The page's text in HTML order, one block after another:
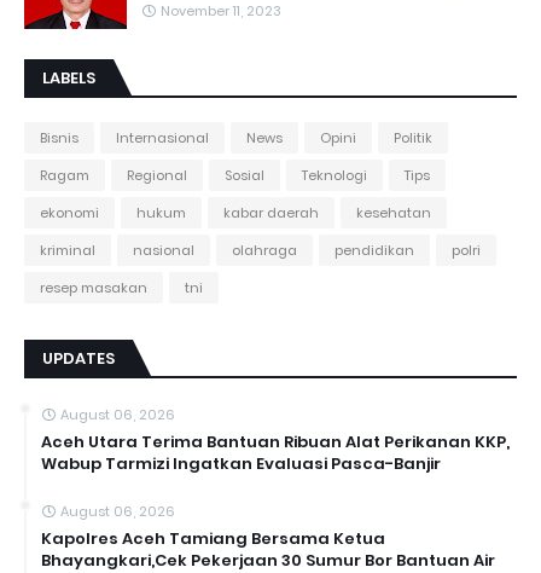
November 11, 2023
LABELS
Bisnis Internasional News Opini
Politik
Ragam
Regional Sosial Teknologi
Tips
ekonomi
hukum kabar daerah
kesehatan
kriminal
nasional olahraga pendidikan
polri
resep masakan
tni
UPDATES
August 06, 2026
Aceh Utara Terima Bantuan Ribuan Alat Perikanan KKP,
Wabup Tarmizi Ingatkan Evaluasi Pasca-Banjir
August 06, 2026
Kapolres Aceh Tamiang Bersama Ketua
Bhayangkari,Cek Pekerjaan 30 Sumur Bor Bantuan Air